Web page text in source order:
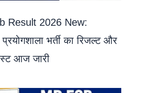
Result 2026 New:
भर्ती का रिजल्ट और
आज जारी